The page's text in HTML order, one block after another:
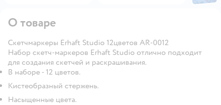
О товаре
Скетчмаркеры Erhaft Studio 12цветов AR-0012
Набор скетч-маркеров Erhaft Studio отлично подходит
для создания скетчей и раскрашивания.
В наборе - 12 цветов.
Кистеобразный стержень.
Насыщенные цвета.